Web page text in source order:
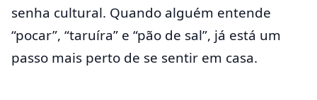
senha cultural. Quando alguém entende
“pocar”, “taruíra” e “pão de sal”, já está um
passo mais perto de se sentir em casa.